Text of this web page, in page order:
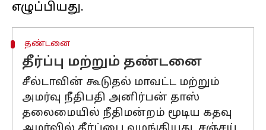
தண்டனை
தீர்ப்பு மற்றும் தண்டனை
சீல்டாவின் கூடுதல் மாவட்ட மற்றும்
அமர்வு நீதிபதி அனிர்பன் தாஸ்
தலைமையில் நீதிமன்றம் மூடிய கதவு